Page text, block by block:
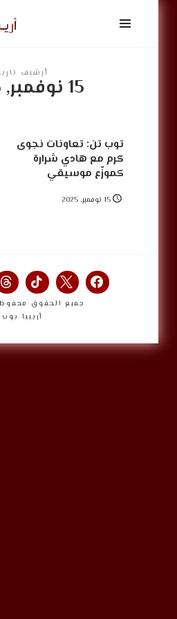
بوب
أرشيف
15 نوفمبر, 2025
توب تن: تعاونات نجوى
كرم مع هادي شرارة
كموزّع موسيقي
15 نوفمبر, 2025
جميع الحقوق محفوظة ©
أريبيا بوب